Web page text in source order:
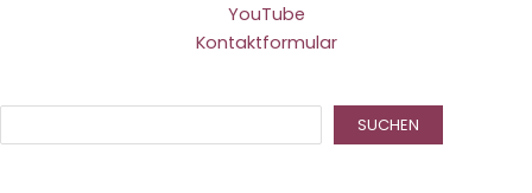
YouTube
Kontaktformular
SUCHEN